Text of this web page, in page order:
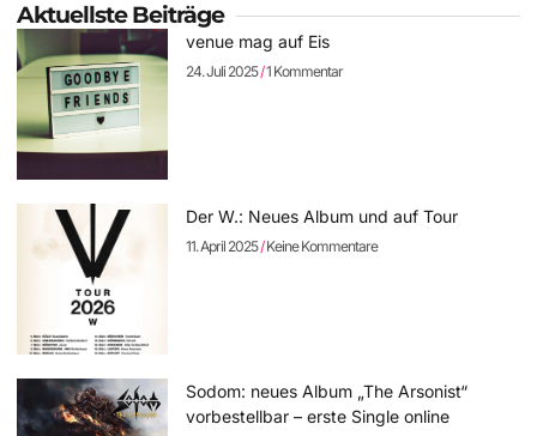
Aktuellste Beiträge
venue mag auf Eis
24. Juli 2025 1 Kommentar
Der W.: Neues Album und auf Tour
11. April 2025 Keine Kommentare
Sodom: neues Album „The Arsonist“
vorbestellbar – erste Single online